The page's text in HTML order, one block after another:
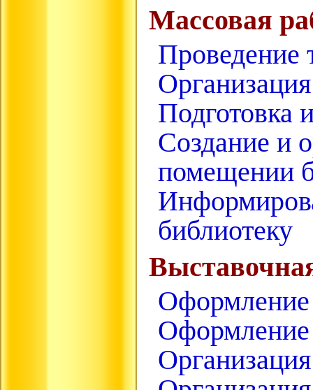
Массовая
Проведение
Подготовка
Создание и
помещении
библиотеку